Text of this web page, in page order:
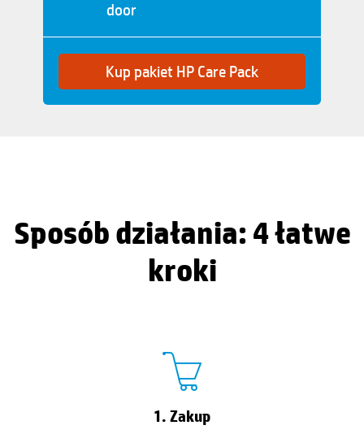
door
Kup pakiet HP Care Pack
Sposób działania: 4 łatwe
kroki
1. Zakup